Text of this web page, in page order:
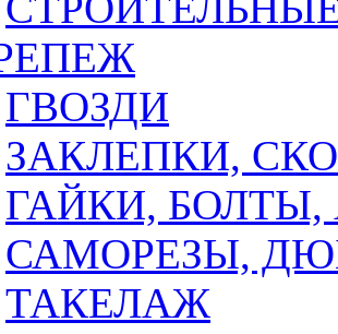
ГВОЗДИ
ЗАКЛЕПКИ,
ГАЙКИ,
САМОРЕЗЫ,
ТАКЕЛАЖ